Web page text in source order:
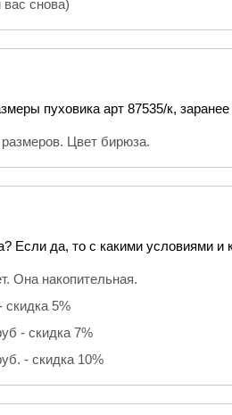
снова)
пуховика арт 87535/к,
Цвет бирюза.
Если да, то с какими условиями и
Она накопительная.
скидка 5%
- скидка 7%
- скидка 10%